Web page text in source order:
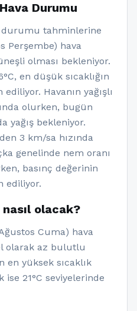
Durumu
durumu tahminlerine
Perşembe) hava
olması bekleniyor.
en düşük sıcaklığın
Havanın yağışlı
olurken, bugün
yağış bekleniyor.
3 km/sa hızında
genelinde nem oranı
basınç değerinin
ediliyor.
olacak?
Cuma) hava
olarak az bulutlu
en yüksek sıcaklık
ise 21°C seviyelerinde